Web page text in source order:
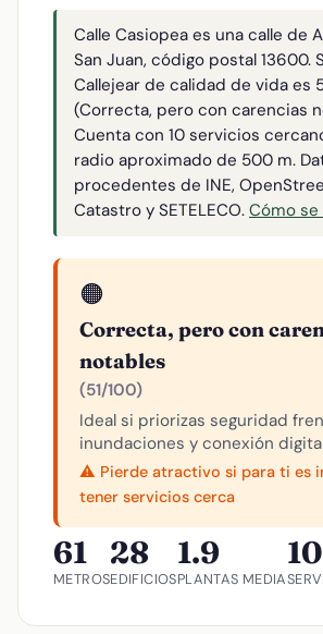
Calle Casiopea es una calle de
San Juan, código postal 13600.
Callejear de calidad de vida es
(Correcta, pero con carencias
Cuenta con 10 servicios
radio aproximado de 500 m.
procedentes de INE,
Catastro y SETELECO. Cómo se
🟠
Correcta, pero con
notables
(51/100)
Ideal si priorizas seguridad
inundaciones y conexión
⚠️ Pierde atractivo si para ti es
tener servicios cerca
61
METROS
28
EDIFICIOS
1.9
PLANTAS MEDIA
10